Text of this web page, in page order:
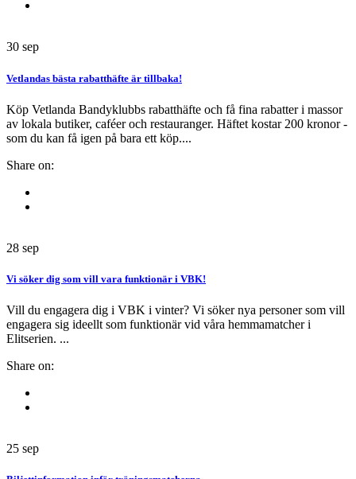
30 sep
Vetlandas bästa rabatthäfte är tillbaka!
Köp Vetlanda Bandyklubbs rabatthäfte och få fina rabatter i massor
av lokala butiker, caféer och restauranger. Häftet kostar 200 kronor -
som du kan få igen på bara ett köp....
Share on:
28 sep
Vi söker dig som vill vara funktionär i VBK!
Vill du engagera dig i VBK i vinter? Vi söker nya personer som vill
engagera sig ideellt som funktionär vid våra hemmamatcher i
Elitserien. ...
Share on:
25 sep